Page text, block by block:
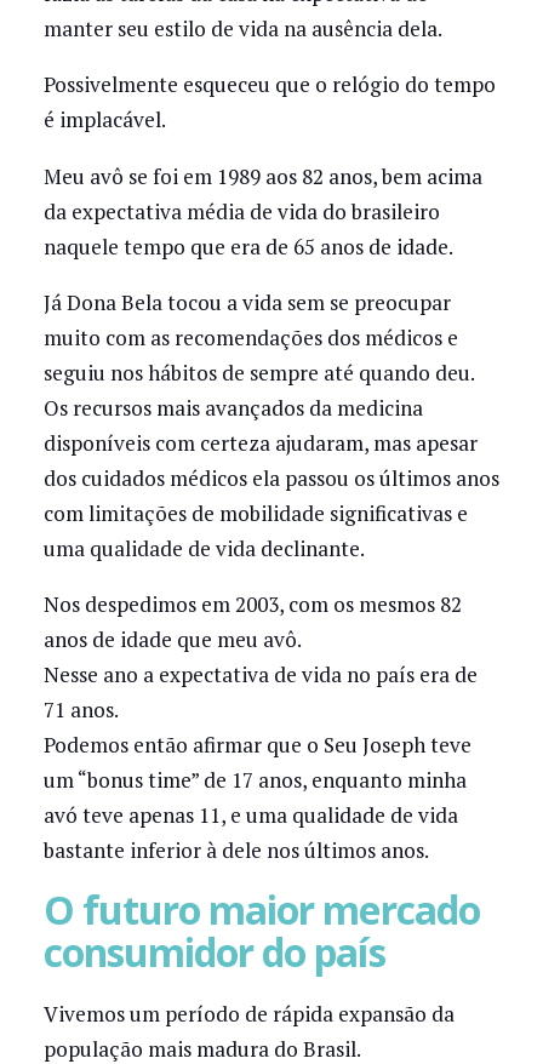
manter seu estilo de vida na ausência dela.
Possivelmente esqueceu que o relógio do tempo
é implacável.
Meu avô se foi em 1989 aos 82 anos, bem acima
da expectativa média de vida do brasileiro
naquele tempo que era de 65 anos de idade.
Já Dona Bela tocou a vida sem se preocupar
muito com as recomendações dos médicos e
seguiu nos hábitos de sempre até quando deu.
Os recursos mais avançados da medicina
disponíveis com certeza ajudaram, mas apesar
dos cuidados médicos ela passou os últimos anos
com limitações de mobilidade significativas e
uma qualidade de vida declinante.
Nos despedimos em 2003, com os mesmos 82
anos de idade que meu avô.
Nesse ano a expectativa de vida no país era de
71 anos.
Podemos então afirmar que o Seu Joseph teve
um “bonus time” de 17 anos, enquanto minha
avó teve apenas 11, e uma qualidade de vida
bastante inferior à dele nos últimos anos.
O futuro maior mercado
consumidor do país
Vivemos um período de rápida expansão da
população mais madura do Brasil.